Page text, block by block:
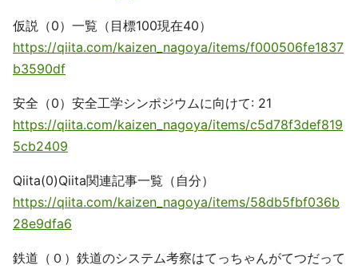
仮説（0）一覧（目標100現在40）
https://qiita.com/kaizen_nagoya/items/f000506fe1837
b3590df
安全（0）安全工学シンポジウムに向けて: 21
https://qiita.com/kaizen_nagoya/items/c5d78f3def819
5cb2409
Qiita(0)Qiita関連記事一覧（自分）
https://qiita.com/kaizen_nagoya/items/58db5fbf036b
28e9dfa6
鉄道（０）鉄道のシステム考察はてっちゃんがてつだって